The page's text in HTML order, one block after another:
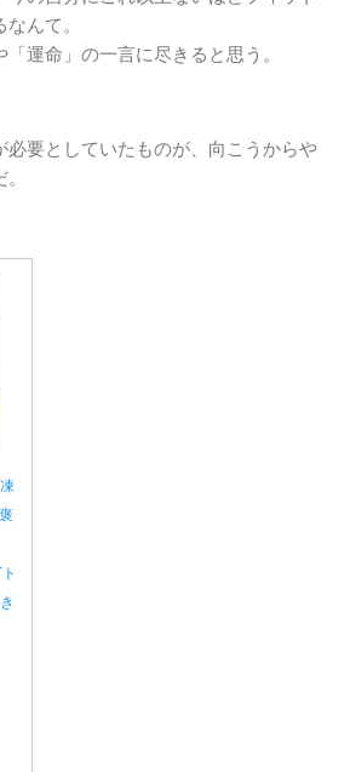
んて。
運命」の一言に尽きると思う。
必要としていたものが、向こうからや